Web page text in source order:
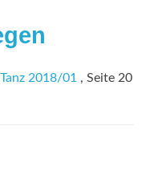
2018/01 , Seite 20